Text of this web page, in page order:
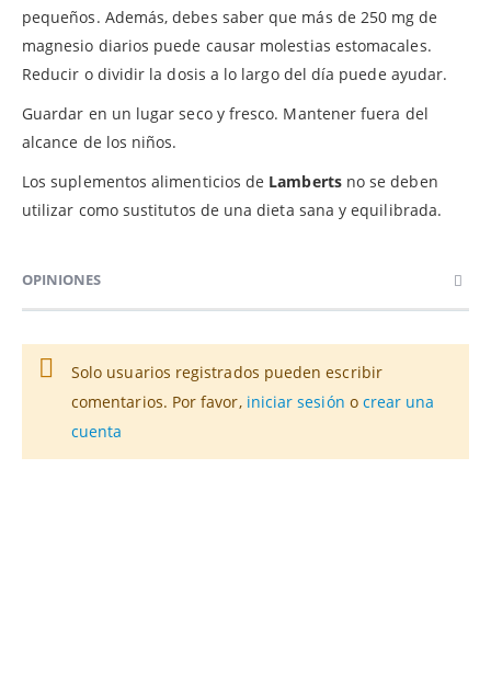
pequeños. Además, debes saber que más de 250 mg de
magnesio diarios puede causar molestias estomacales.
Reducir o dividir la dosis a lo largo del día puede ayudar.
Guardar en un lugar seco y fresco. Mantener fuera del
alcance de los niños.
Los suplementos alimenticios de Lambertsno se deben
utilizar como sustitutos de una dieta sana y equilibrada.
OPINIONES
Solo usuarios registrados pueden escribir
comentarios. Por favor, iniciar sesión o crear una
cuenta